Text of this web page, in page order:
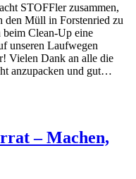
STOFFler zusammen,
den Müll in Forstenried zu
beim Clean-Up eine
unseren Laufwegen
Vielen Dank an alle die
anzupacken und gut…
– Machen,